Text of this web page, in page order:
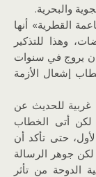
والبحرية.
القطرية» أنها
وهذا للتذكير
يروج في سنوات
إشعال الأزمة
غربية للحديث عن
لكن أتى الخطاب
حتى تأكد أن
لكن جوهر الرسالة
الدوحة من تأثر